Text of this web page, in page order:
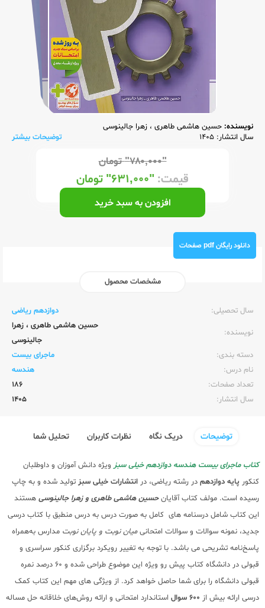
نویسنده: حسین هاشمی طاهری ، زهرا جالینوسی
سال انتشار: 1405
توضیحات بیشتر
"۷۸۰,۰۰۰" تومان
قیمت: "۶۳۱,۰۰۰" تومان
افزودن به سبد خرید
دانلود رایگان pdf صفحات
مشخصات محصول
سال تحصیلی:‌
دوازدهم ریاضی
نویسنده:‌
حسین هاشمی طاهری ، زهرا
جالینوسی
دسته بندی:
ماجرای بیست
نام درس:
هندسه
تعداد صفحات:‌
186
سال انتشار:‌
1405
توضیحات دریک نگاه نظرات کاربران تحلیل شما
کتاب ماجرای بیست هندسه دوازدهم خیلی سبز ویژه دانش آموزان و داوطلبان
کنکور پایه دوازدهم در رشته ریاضی، در انتشارات خیلی سبز تولید شده و به چاپ
رسیده است. مولف کتاب آقایانحسین هاشمی طاهری و زهرا جالینوسی هستند
این کتاب شامل درسنامه های کامل به صورت درس به درس منطبق با کتاب درسی
جدید، نمونه سوالات و سوالات امتحانیمیان نوبت و پایان نوبت مدارس به‌همراه
پاسخ‌نامه تشریحی می باشد. با توجه به تغییر رویکرد برگزاری کنکور سراسری و
قبولی در دانشگاه کتاب پیش رو ویژه این موضوع طراحی شده و 60 درصد نمره
قبولی دانشگاه را برای شما حاصل خواهد کرد. از ویژگی های مهم این کتاب کمک
درسی ارائه بیش از 600 سوال
استاندارد امتحانی و ارائه روش‌های خلاقانه حل مساله